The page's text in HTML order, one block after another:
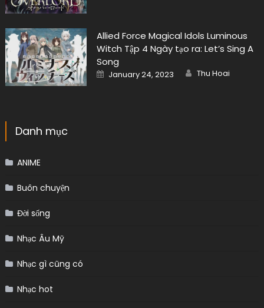
Allied Force Magical Idols Luminous
Witch Tập 4 Ngày tạo ra: Let’s Sing A
Song
Posted
on
January 24, 2023 Author
Thu Hoai
Danh mục
ANIME
Buôn chuyện
Đời sống
Nhạc Âu Mỹ
Nhạc gì cũng có
Nhạc hot